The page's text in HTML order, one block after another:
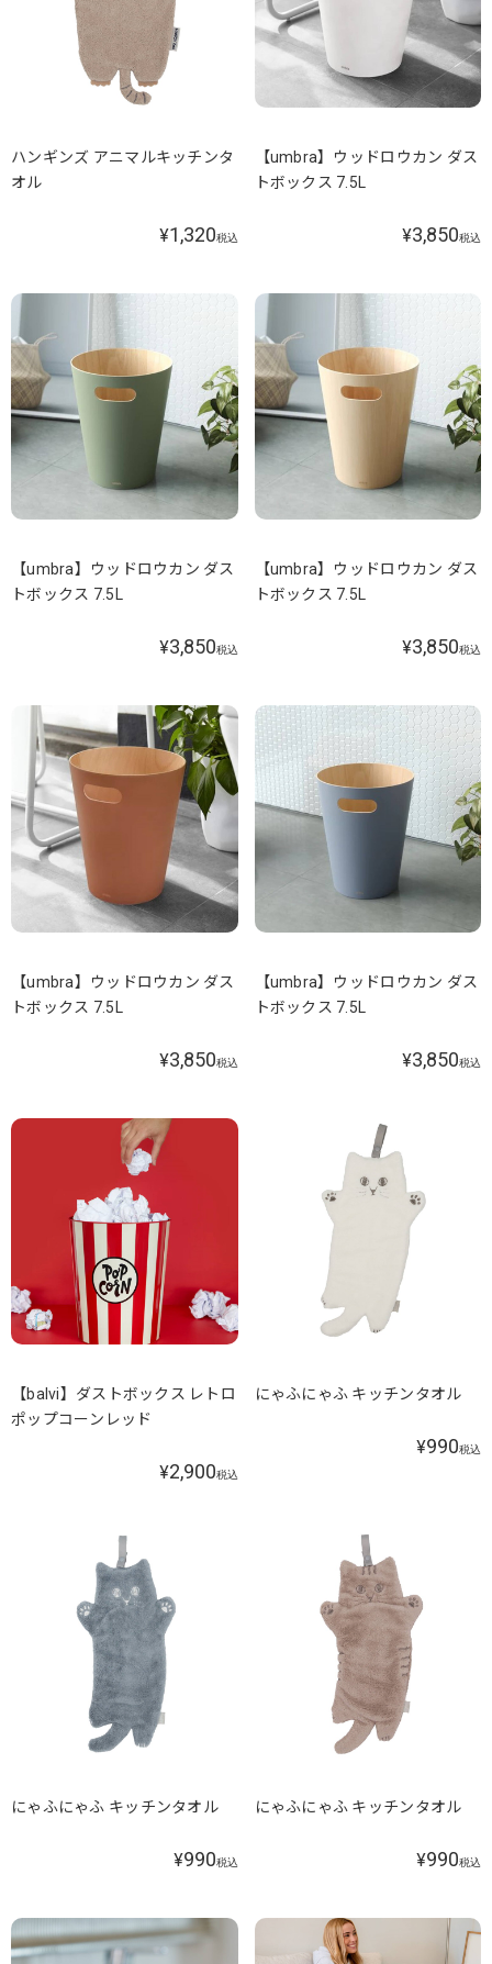
ハンギンズ アニマルキッチンタ
オル
¥1,320税込
【umbra】ウッドロウカン ダス
トボックス 7.5L
¥3,850税込
【umbra】ウッドロウカン ダス
トボックス 7.5L
¥3,850税込
【umbra】ウッドロウカン ダス
トボックス 7.5L
¥3,850税込
【umbra】ウッドロウカン ダス
トボックス 7.5L
¥3,850税込
【umbra】ウッドロウカン ダス
トボックス 7.5L
¥3,850税込
【balvi】ダストボックス レトロ
ポップコーンレッド
¥2,900税込
にゃふにゃふ キッチンタオル
¥990税込
にゃふにゃふ キッチンタオル
¥990税込
にゃふにゃふ キッチンタオル
¥990税込